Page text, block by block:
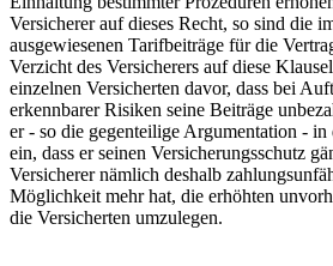
Versicherer auf dieses Recht, so sind die
ausgewiesenen Tarifbeiträge für die
Verzicht des Versicherers auf diese
einzelnen Versicherten davor, dass bei
erkennbarer Risiken seine Beiträge
er - so die gegen­teilige Argumentation -
ein, dass er seinen Versicherungsschutz
Versicherer nämlich deshalb
Möglichkeit mehr hat, die erhöhten
die Versicherten umzulegen.